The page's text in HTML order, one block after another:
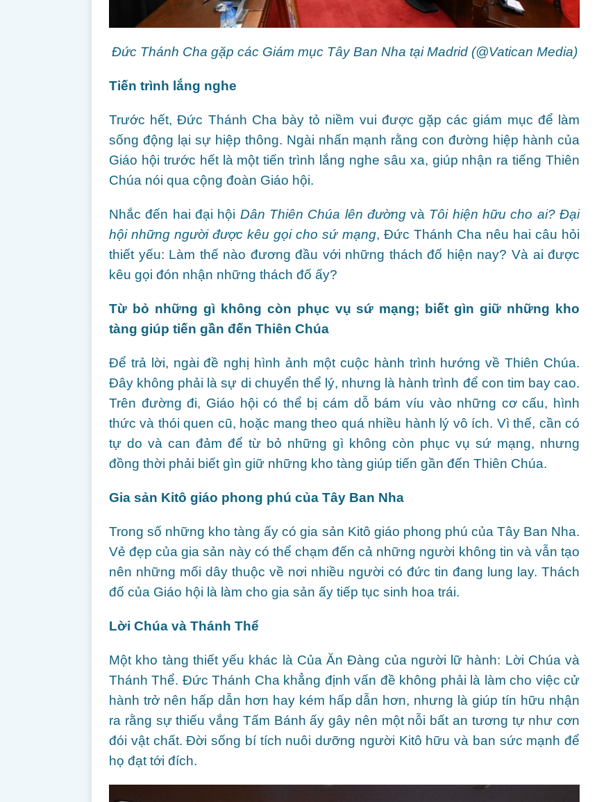
Đức Thánh Cha gặp các Giám mục Tây Ban Nha tại Madrid (@Vatican Media)
Tiến trình lắng nghe
Trước hết, Đức Thánh Cha bày tỏ niềm vui được gặp các giám mục để làm
sống động lại sự hiệp thông. Ngài nhấn mạnh rằng con đường hiệp hành của
Giáo hội trước hết là một tiến trình lắng nghe sâu xa, giúp nhận ra tiếng Thiên
Chúa nói qua cộng đoàn Giáo hội.
Nhắc đến hai đại hội Dân Thiên Chúa lên đườngvà Tôi hiện hữu cho ai? Đại
hội những người được kêu gọi cho sứ mạng, Đức Thánh Cha nêu hai câu hỏi
thiết yếu: Làm thế nào đương đầu với những thách đố hiện nay? Và ai được
kêu gọi đón nhận những thách đố ấy?
Từ bỏ những gì không còn phục vụ sứ mạng; biết gìn giữ những kho
tàng giúp tiến gần đến Thiên Chúa
Để trả lời, ngài đề nghị hình ảnh một cuộc hành trình hướng về Thiên Chúa.
Đây không phải là sự di chuyển thể lý, nhưng là hành trình để con tim bay cao.
Trên đường đi, Giáo hội có thể bị cám dỗ bám víu vào những cơ cấu, hình
thức và thói quen cũ, hoặc mang theo quá nhiều hành lý vô ích. Vì thế, cần có
tự do và can đảm để từ bỏ những gì không còn phục vụ sứ mạng, nhưng
đồng thời phải biết gìn giữ những kho tàng giúp tiến gần đến Thiên Chúa.
Gia sản Kitô giáo phong phú của Tây Ban Nha
Trong số những kho tàng ấy có gia sản Kitô giáo phong phú của Tây Ban Nha.
Vẻ đẹp của gia sản này có thể chạm đến cả những người không tin và vẫn tạo
nên những mối dây thuộc về nơi nhiều người có đức tin đang lung lay. Thách
đố của Giáo hội là làm cho gia sản ấy tiếp tục sinh hoa trái.
Lời Chúa và Thánh Thể
Một kho tàng thiết yếu khác là Của Ăn Đàng của người lữ hành: Lời Chúa và
Thánh Thể. Đức Thánh Cha khẳng định vấn đề không phải là làm cho việc cử
hành trở nên hấp dẫn hơn hay kém hấp dẫn hơn, nhưng là giúp tín hữu nhận
ra rằng sự thiếu vắng Tấm Bánh ấy gây nên một nỗi bất an tương tự như cơn
đói vật chất. Đời sống bí tích nuôi dưỡng người Kitô hữu và ban sức mạnh để
họ đạt tới đích.